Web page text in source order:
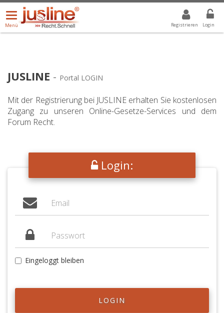
Registrieren Login
Menü
öffnen/schließen
Menü
ALLE DROPDOWN: GEWÄHLTER WERT IST ALLE
JUSLINE - Portal LOGIN
Mit der Registrierung bei JUSLINE erhalten Sie kostenlosen
Zugang zu unseren Online-Gesetze-Services und dem
Forum Recht.
Login:
Eingeloggt bleiben
LOGIN